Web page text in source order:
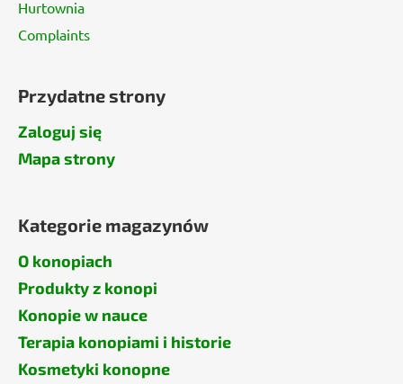
Hurtownia
Complaints
Przydatne strony
Zaloguj się
Mapa strony
Kategorie magazynów
O konopiach
Produkty z konopi
Konopie w nauce
Terapia konopiami i historie
Kosmetyki konopne